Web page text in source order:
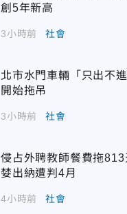
創5年新高
3小時前 社會
北市水門車輛「只出不
開始拖吊
3小時前 社會
侵占外聘教師餐費拖
婪出納遭判4月
4小時前 社會